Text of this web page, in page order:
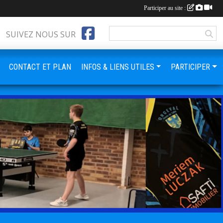
SUIVEZ NOUS SUR
CONTACT ET PLAN INFOS & LIENS UTILES PARTICIPER
Participer au site :